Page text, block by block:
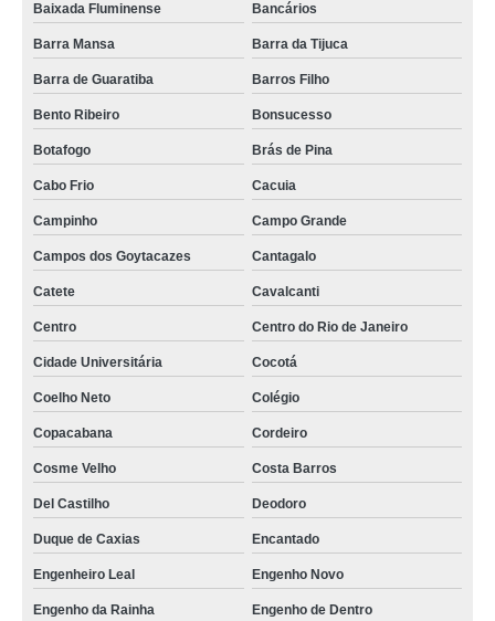
Baixada Fluminense Bancários
Barra Mansa Barra da Tijuca
Barra de Guaratiba Barros Filho
Bento Ribeiro Bonsucesso
Botafogo Brás de Pina
Cabo Frio Cacuia
Campinho Campo Grande
Campos dos Goytacazes Cantagalo
Catete Cavalcanti
Centro Centro do Rio de Janeiro
Cidade Universitária Cocotá
Coelho Neto Colégio
Copacabana Cordeiro
Cosme Velho Costa Barros
Del Castilho Deodoro
Duque de Caxias Encantado
Engenheiro Leal Engenho Novo
Engenho da Rainha Engenho de Dentro